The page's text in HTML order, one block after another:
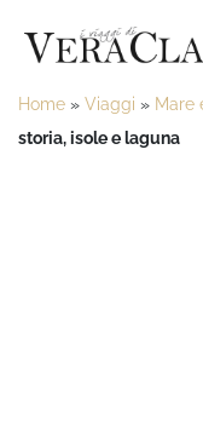
Home » Viaggi » Mare
storia, isole e laguna